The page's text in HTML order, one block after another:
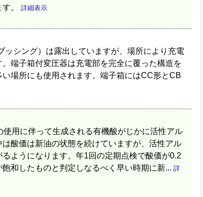
。 詳細表示
ッシング）は露出していますが、場所により充電
端子箱付変圧器は充電部を完全に覆った構造を
場所にも使用されます。端子箱にはCC形とCB
用に伴って生成される有機酸がじかに活性アル
酸価は新油の状態を続けていますが、活性アル
ようになります。年1回の定期点検で酸価が0.2
和したものと判定しなるべく早い時期に新... 詳